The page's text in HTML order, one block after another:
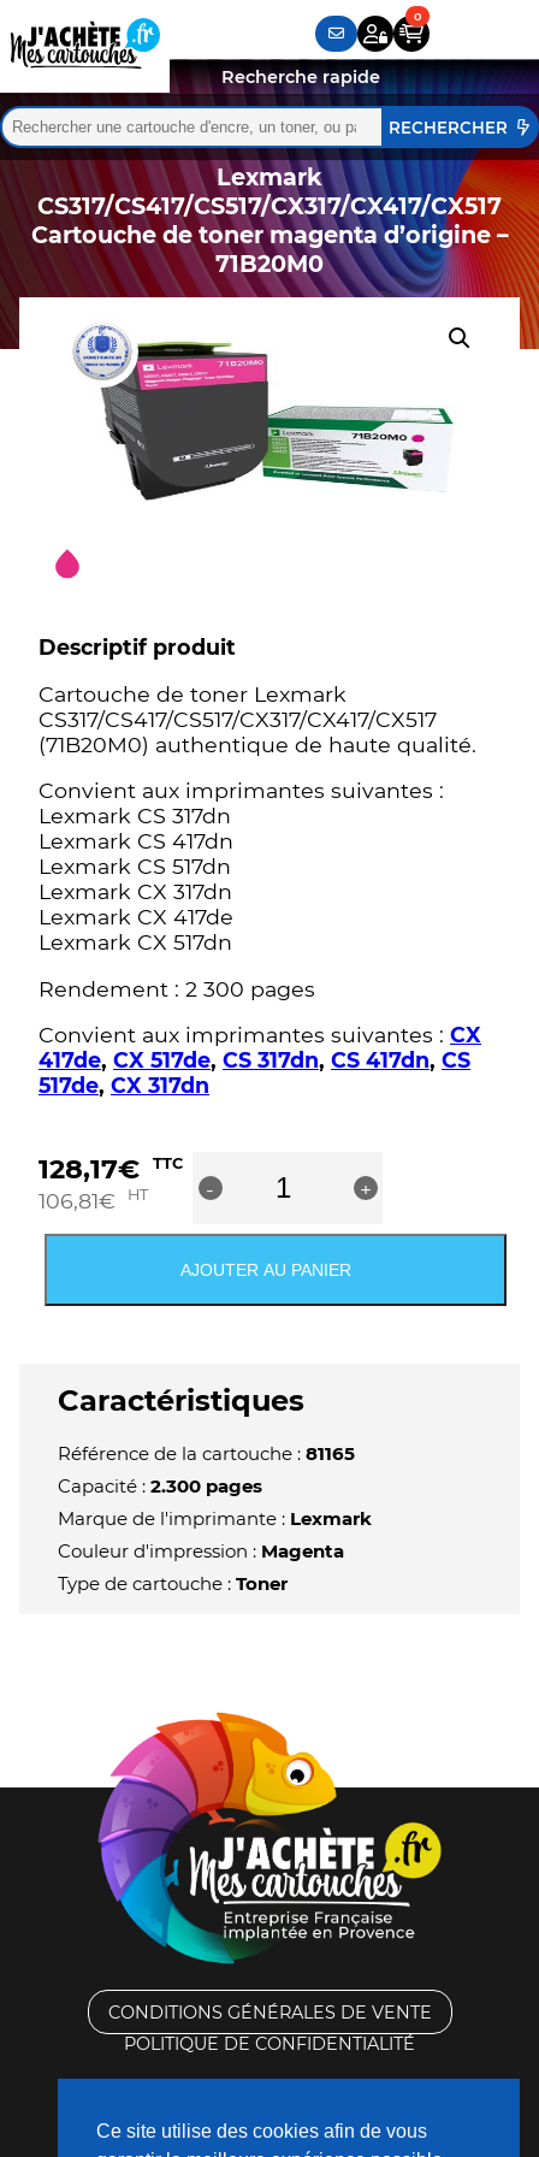
Rechercher :
Quand les résultats de l'auto-complétion sont
Recherche rapide
Lexmark
CS317/CS417/CS517/CX317/CX417/CX517
Cartouche de toner magenta d’origine –
71B20M0
Descriptif produit
Cartouche de toner Lexmark
CS317/CS417/CS517/CX317/CX417/CX517
(71B20M0) authentique de haute qualité.
Convient aux imprimantes suivantes :
Lexmark CS 317dn
Lexmark CS 417dn
Lexmark CS 517dn
Lexmark CX 317dn
Lexmark CX 417de
Lexmark CX 517dn
Rendement : 2 300 pages
Convient aux imprimantes suivantes : CX
417de, CX 517de, CS 317dn, CS 417dn, CS
517de, CX 317dn
128,17€ TTC
106,81€ HT -
CS317/CS417/CS517/CX317/
Cartouche
-
71B20M0
+
AJOUTER AU PANIER
Caractéristiques
Référence de la cartouche : 81165
Capacité : 2.300 pages
Marque de l'imprimante : Lexmark
Couleur d'impression : Magenta
Type de cartouche : Toner
CONDITIONS GÉNÉRALES DE VENTE
POLITIQUE DE CONFIDENTIALITÉ
Ce site utilise des cookies afin de vous